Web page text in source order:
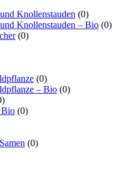
Knollenstauden (0)
Knollenstauden – Bio (0)
(0)
(0)
– Bio (0)
Bio (0)
(0)